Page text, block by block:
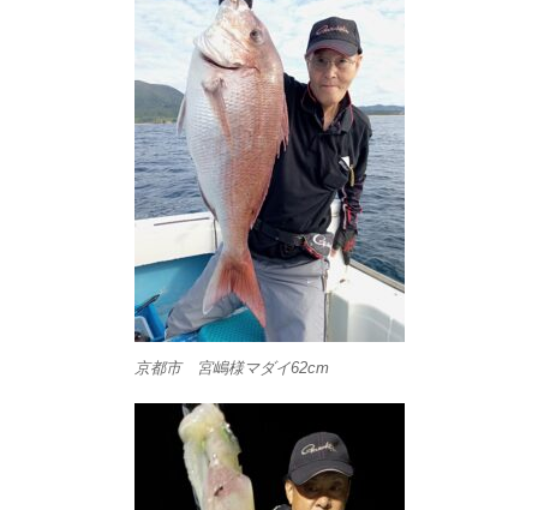
京都市 宮嶋様マダイ62cm